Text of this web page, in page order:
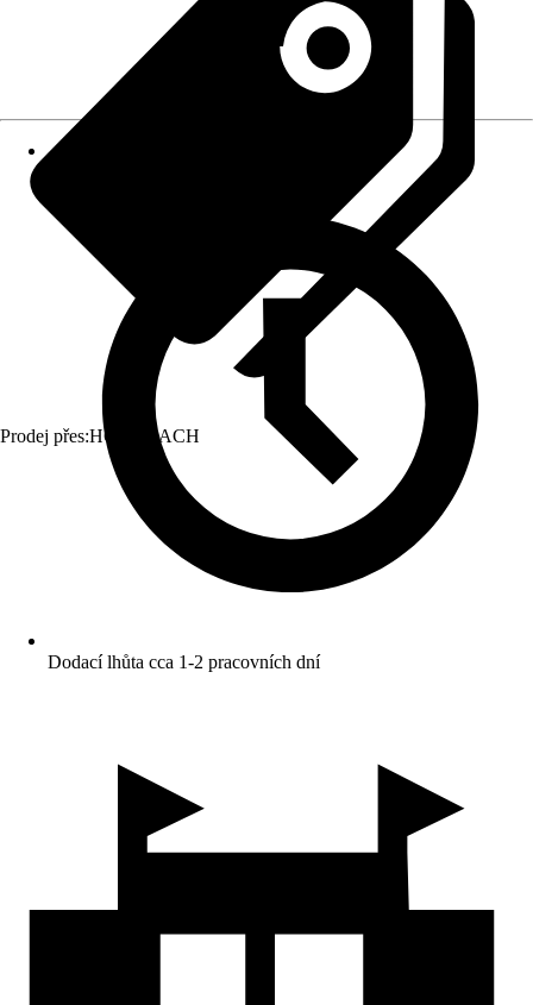
Prodej přes:HORNBACH
Dodací lhůta cca 1-2 pracovních dní